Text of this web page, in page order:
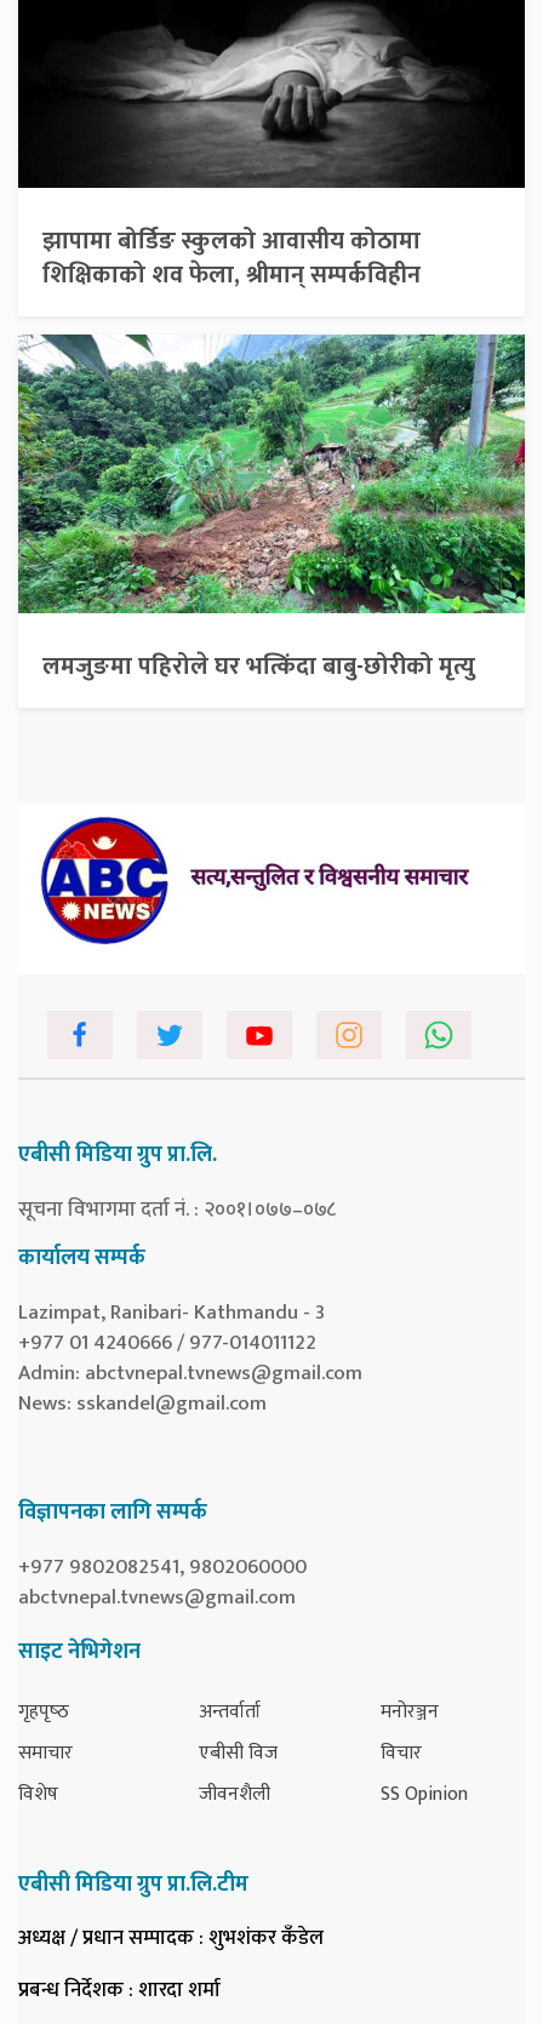
झापामा बोर्डिङ स्कुलको आवासीय कोठामा
शिक्षिकाको शव फेला, श्रीमान् सम्पर्कविहीन
लमजुङमा पहिरोले घर भत्किंदा बाबु-छोरीको मृत्यु
एबीसी मिडिया ग्रुप प्रा.लि.
सूचना विभागमा दर्ता नं. : २००१।०७७–०७८
कार्यालय सम्पर्क
Lazimpat, Ranibari- Kathmandu - 3
+977 01 4240666 / 977-014011122
Admin: abctvnepal.tvnews@gmail.com
News: sskandel@gmail.com
विज्ञापनका लागि सम्पर्क
+977 9802082541, 9802060000
abctvnepal.tvnews@gmail.com
साइट नेभिगेशन
गृहपृष्‍ठ
समाचार
विशेष
अन्तर्वार्ता
एबीसी विज
जीवनशैली
मनोरञ्जन
विचार
SS Opinion
एबीसी मिडिया ग्रुप प्रा.लि.टीम
अध्यक्ष / प्रधान सम्पादक: शुभशंकर कँडेल
प्रबन्ध निर्देशक: शारदा शर्मा